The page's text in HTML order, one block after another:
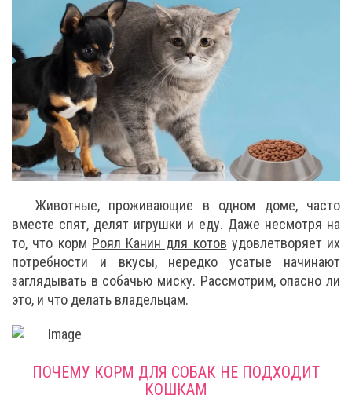
Животные, проживающие в одном доме, часто
вместе спят, делят игрушки и еду. Даже несмотря на
то, что корм Роял Канин для котов удовлетворяет их
потребности и вкусы, нередко усатые начинают
заглядывать в собачью миску. Рассмотрим, опасно ли
это, и что делать владельцам.
ПОЧЕМУ КОРМ ДЛЯ СОБАК НЕ ПОДХОДИТ
КОШКАМ